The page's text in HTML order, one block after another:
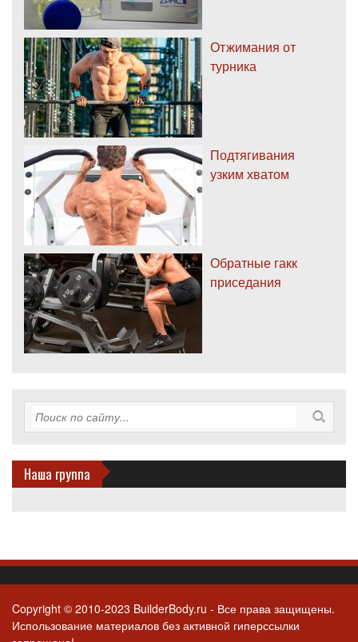
Отжимания от
турника
Подтягивания
узким хватом
Обратные гакк
приседания
Наша группа
Copyright © 2010-2023 BuilderBody.ru - Все права защищены.
Использование материалов без активной гиперссылки